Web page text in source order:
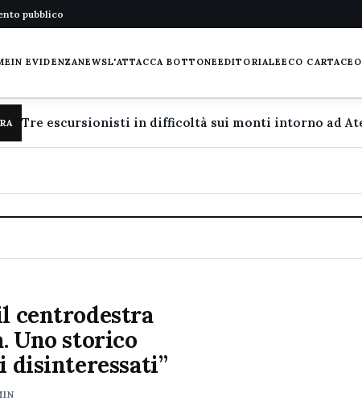
pubblico
IN EVIDENZANEWSL'ATTACCA BOTTONEEDITORIALEECO CARTACEO
centrodestra
Uno storico
disinteressati”